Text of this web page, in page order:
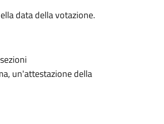
data della votazione.
un'attestazione della